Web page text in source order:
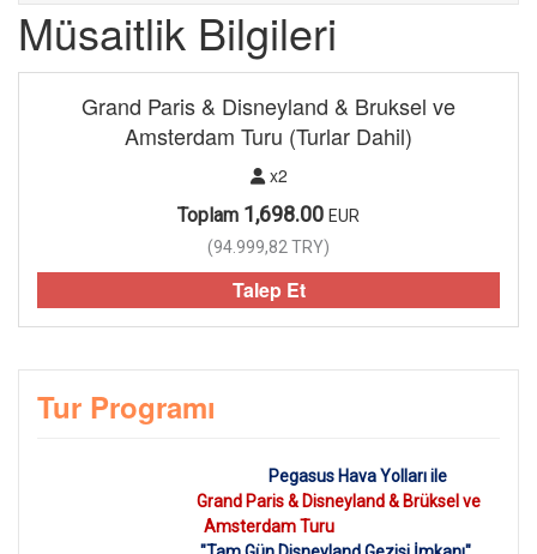
Müsaitlik Bilgileri
Grand Paris & Disneyland & Bruksel ve
Amsterdam Turu (Turlar Dahil)
x2
Toplam 1,698.00 EUR
(94.999,82 TRY)
Talep Et
Tur Programı
Pegasus Hava Yolları ile
Grand Paris & Disneyland & Brüksel ve
Amsterdam Turu